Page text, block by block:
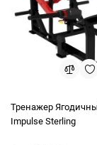
Тренажер
Impulse Sterling